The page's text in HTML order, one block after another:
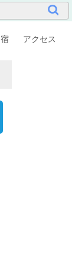
アクセス